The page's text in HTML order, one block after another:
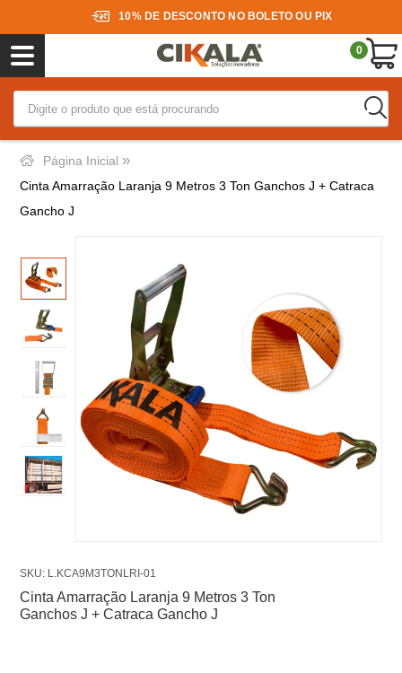
10% DE DESCONTO NO BOLETO OU PIX
0
Página Inicial »
Cinta Amarração Laranja 9 Metros 3 Ton Ganchos J + Catraca
Gancho J
SKU: L.KCA9M3TONLRI-01
Cinta Amarração Laranja 9 Metros 3 Ton
Ganchos J + Catraca Gancho J